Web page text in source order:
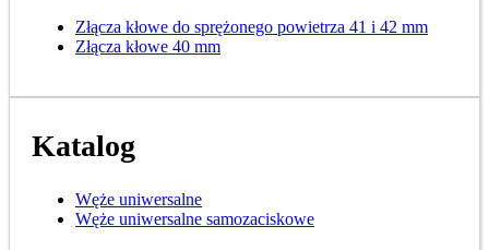
Złącza kłowe do sprężonego powietrza 41 i 42 mm
Złącza kłowe 40 mm
Katalog
Węże uniwersalne
Węże uniwersalne samozaciskowe